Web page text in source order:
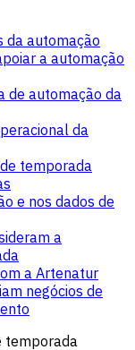
da automação
a automação
de automação da
da
temporada
e nos dados de
a
a Artenatur
negócios de
temporada